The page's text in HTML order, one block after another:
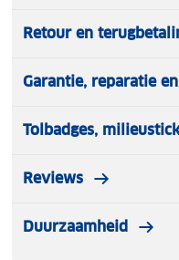
Retour en
Garantie, reparatie
Tolbadges,
Reviews
Duurzaamheid